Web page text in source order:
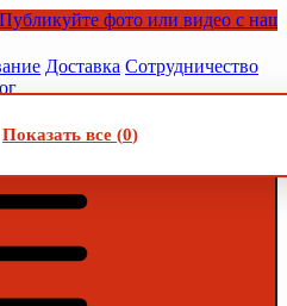
фото или видео с нашими
Доставка Сотрудничество
Показать все (0)